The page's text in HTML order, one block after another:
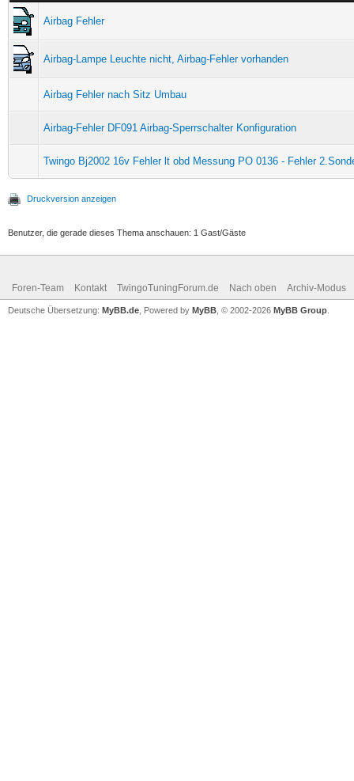
Airbag Fehler
Airbag-Lampe Leuchte nicht, Airbag-Fehler vorhanden
Airbag Fehler nach Sitz Umbau
Airbag-Fehler DF091 Airbag-Sperrschalter Konfiguration
Twingo Bj2002 16v Fehler lt obd Messung PO 0136 - Fehler
Druckversion anzeigen
Benutzer, die gerade dieses Thema anschauen: 1 Gast/Gäste
Foren-Team Kontakt TwingoTuningForum.de Nach oben Archiv-Modus
Deutsche Übersetzung: MyBB.de , Powered by MyBB , © 2002-2026 MyBB Group